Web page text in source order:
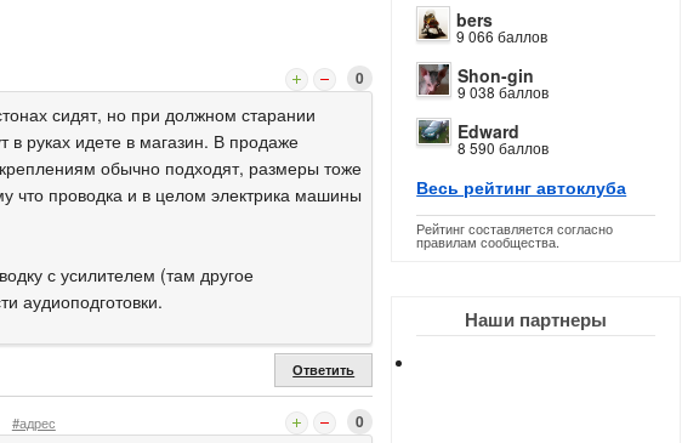
bers
9 066 баллов
Shon-gin
9 038 баллов
Edward
8 590 баллов
Весь рейтинг автоклуба
Рейтинг составляется согласно
правилам сообщества.
Наши партнеры
0
сидят, но при должном старании
в руках идете в магазин. В продаже
обычно подходят, размеры тоже
что проводка и в целом электрика машины
с усилителем (там другое
аудиоподготовки.
Ответить
#адрес 0